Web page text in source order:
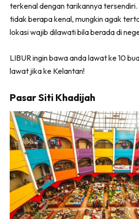
terkenal dengan tarikannya tersendiri.
tidak berapa kenal, mungkin agak
lokasi wajib dilawati bila berada di
LIBUR ingin bawa anda lawat ke 10
lawat jika ke Kelantan!
Pasar Siti Khadijah